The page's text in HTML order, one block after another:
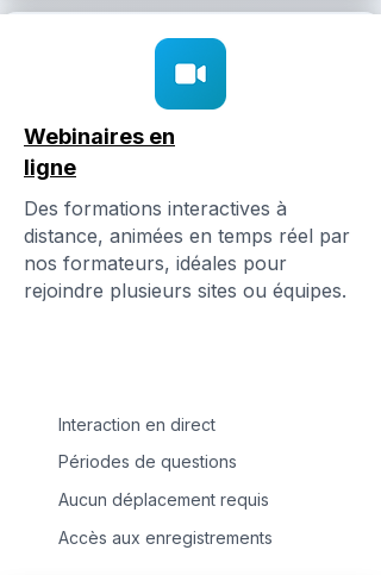
Webinaires en
ligne
Des formations interactives à
distance, animées en temps réel par
nos formateurs, idéales pour
rejoindre plusieurs sites ou équipes.
Interaction en direct
Périodes de questions
Aucun déplacement requis
Accès aux enregistrements